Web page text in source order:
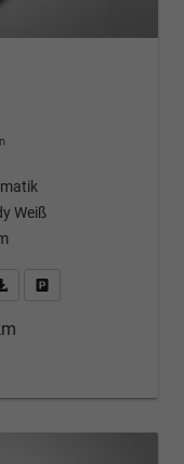
Weiß
& Angebot anfordern
PDF-Datei, Fahrzeugexposé